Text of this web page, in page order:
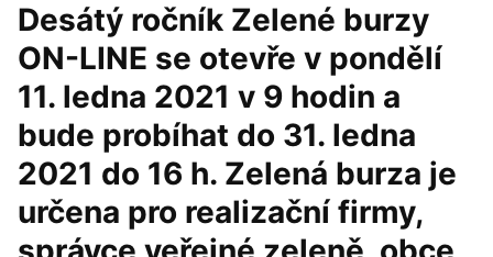
Desátý ročník Zelené burzy
ON-LINE se otevře v pondělí
11. ledna 2021 v 9 hodin a
bude probíhat do 31. ledna
2021 do 16 h. Zelená burza je
určena pro realizační firmy,